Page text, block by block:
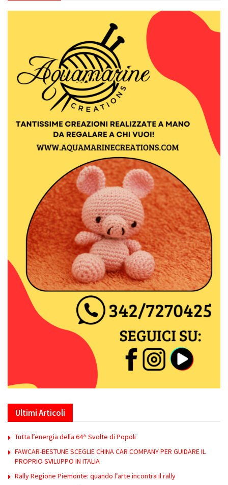
Ultimi Articoli
Tutta l’energia della 64^ Svolte di Popoli
FAWCAR-BESTUNE SCEGLIE CHINA CAR COMPANY PER GUIDARE IL
PROPRIO SVILUPPO IN ITALIA
Rally Regione Piemonte: quando l’arte incontra il rally